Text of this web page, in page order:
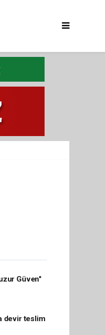
Güven"
devir teslim